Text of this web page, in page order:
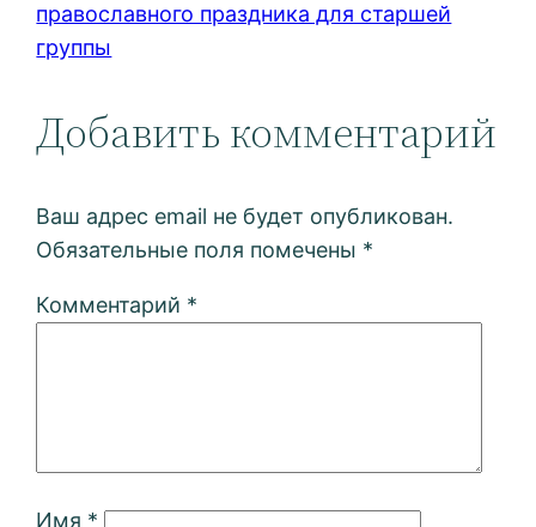
православного праздника для старшей
группы
Добавить комментарий
Ваш адрес email не будет опубликован.
Обязательные поля помечены *
Комментарий *
Имя *